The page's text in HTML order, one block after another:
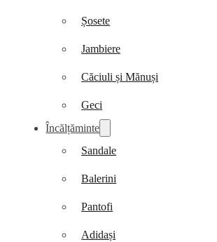
Șosete
Jambiere
Căciuli și Mănuși
Geci
Încălțăminte
Sandale
Balerini
Pantofi
Adidași